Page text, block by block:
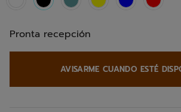
selected
Pronta recepción
AVISARME CUANDO ESTÉ